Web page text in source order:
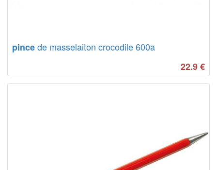
pincede masselaiton crocodile 600a
22.9€